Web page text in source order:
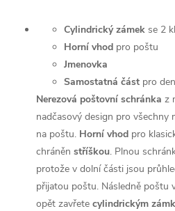
Cylindrický zámek se 2
Horní vhod pro poštu
Jmenovka
Samostatná část pro
Nerezová poštovní schránka z
nadčasový design pro všechny
na poštu. Horní vhod pro
chráněn stříškou. Plnou
protože v dolní části jsou
přijatou poštu. Následně poštu
opět zavřete cylindrickým